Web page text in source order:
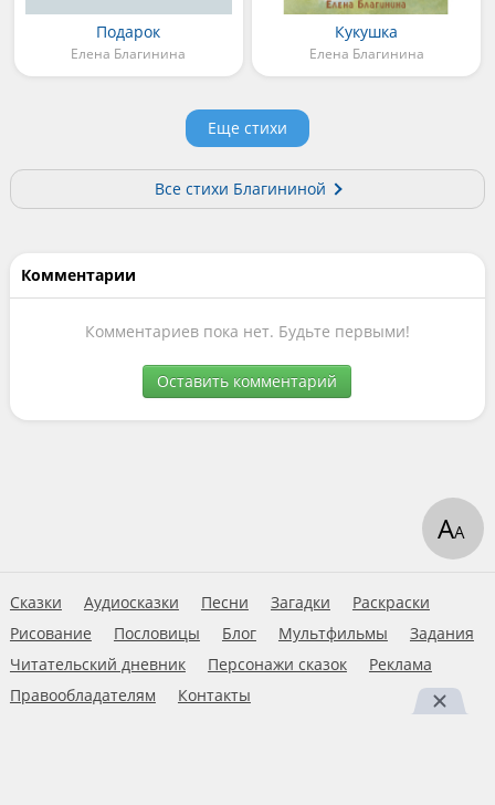
Подарок
Елена Благинина
Кукушка
Елена Благинина
Еще стихи
Все стихи Благининой
Комментарии
Комментариев пока нет. Будьте первыми!
Оставить комментарий
Сказки Аудиосказки Песни Загадки
Раскраски
Рисование
Пословицы Блог Мультфильмы
Задания
Читательский дневник
Персонажи сказок
Реклама
Правообладателям
Контакты
АА